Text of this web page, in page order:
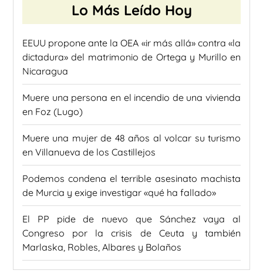
Lo Más Leído Hoy
EEUU propone ante la OEA «ir más allá» contra «la
dictadura» del matrimonio de Ortega y Murillo en
Nicaragua
Muere una persona en el incendio de una vivienda
en Foz (Lugo)
Muere una mujer de 48 años al volcar su turismo
en Villanueva de los Castillejos
Podemos condena el terrible asesinato machista
de Murcia y exige investigar «qué ha fallado»
El PP pide de nuevo que Sánchez vaya al
Congreso por la crisis de Ceuta y también
Marlaska, Robles, Albares y Bolaños